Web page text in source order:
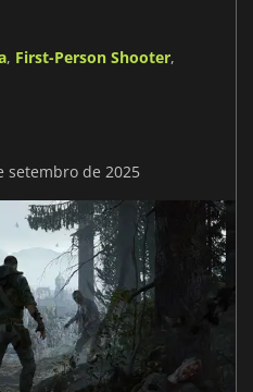
, First-Person Shooter,
setembro de 2025